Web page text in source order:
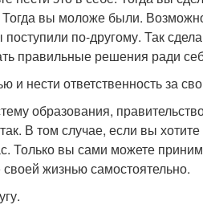
вы моложе были.
по-другому. Так
правильные решения ради
и нести ответственность за
образования,
В том случае, если вы
Только вы сами можете
своей жизнью самостоятельно.